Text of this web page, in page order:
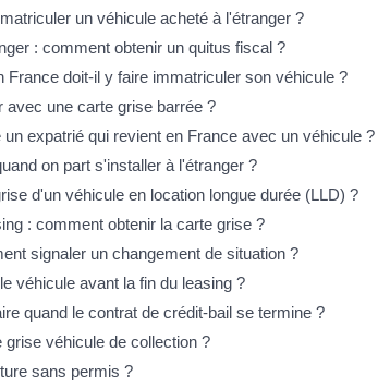
un véhicule acheté à l'étranger ?
: comment obtenir un quitus fiscal ?
France doit-il y faire immatriculer son véhicule ?
avec une carte grise barrée ?
expatrié qui revient en France avec un véhicule ?
on part s'installer à l'étranger ?
d'un véhicule en location longue durée (LLD) ?
: comment obtenir la carte grise ?
signaler un changement de situation ?
véhicule avant la fin du leasing ?
quand le contrat de crédit-bail se termine ?
véhicule de collection ?
sans permis ?